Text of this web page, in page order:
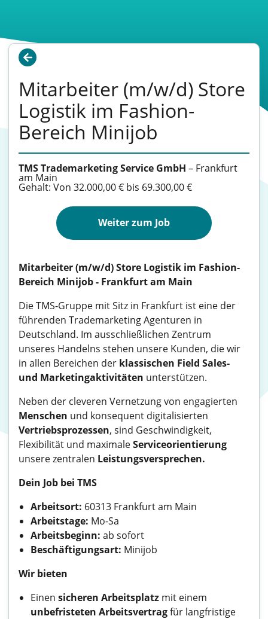
Mitarbeiter (m/w/d) Store
Logistik im Fashion-
Bereich Minijob
TMS Trademarketing Service GmbH – Frankfurt
am Main
Gehalt: Von 32.000,00 € bis 69.300,00 €
Weiter zum Job
Mitarbeiter (m/w/d) Store Logistik im Fashion-
Bereich Minijob - Frankfurt am Main
Die TMS-Gruppe mit Sitz in Frankfurt ist eine der
führenden Trademarketing Agenturen in
Deutschland. Im ausschließlichen Zentrum
unseres Handelns stehen unsere Kunden, die wir
in allen Bereichen der klassischen Field Sales-
und Marketingaktivitäten unterstützen.
Neben der cleveren Vernetzung von engagierten
Menschen und konsequent digitalisierten
Vertriebsprozessen, sind Geschwindigkeit,
Flexibilität und maximaleServiceorientierung
unsere zentralen Leistungsversprechen.
Dein Job bei TMS
Arbeitsort: 60313 Frankfurt am Main
Arbeitstage: Mo-Sa
Arbeitsbeginn: ab sofort
Beschäftigungsart: Minijob
Wir bieten
Einen sicheren Arbeitsplatz mit einem
unbefristeten Arbeitsvertragfür langfristige